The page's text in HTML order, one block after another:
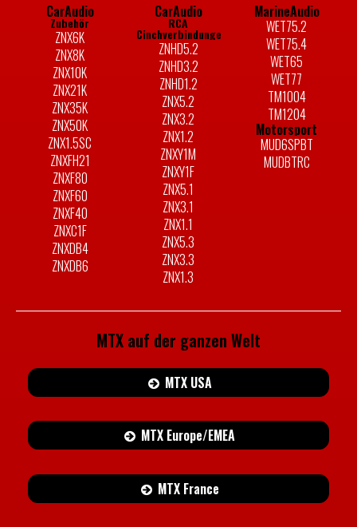
CarAudio
Zubehör
ZNX6K
ZNX8K
ZNX10K
ZNX21K
ZNX35K
ZNX50K
ZNX1.5SC
ZNXFH21
ZNXF80
ZNXF60
ZNXF40
ZNXC1F
ZNXDB4
ZNXDB6
CarAudio
RCA
Cinchverbindungen
ZNHD5.2
ZNHD3.2
ZNHD1.2
ZNX5.2
ZNX3.2
ZNX1.2
ZNXY1M
ZNXY1F
ZNX5.1
ZNX3.1
ZNX1.1
ZNX5.3
ZNX3.3
ZNX1.3
MarineAudio
WET75.2
WET75.4
WET65
WET77
TM1004
TM1204
Motorsport
MUD6SPBT
MUDBTRC
MTX auf der ganzen Welt
MTX USA
MTX Europe/EMEA
MTX France